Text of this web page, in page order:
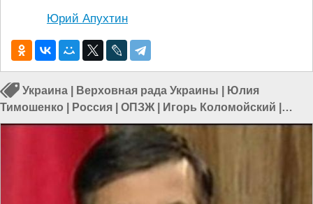
Юрий Апухтин
Украина Верховная рада Украины
Юлия
Тимошенко
Россия ОПЗЖ Игорь Коломойский
Виктор Медведчук|Пётр Порошенко